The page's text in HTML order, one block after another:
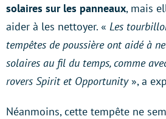
solaires sur les panneaux, mais
aider à les nettoyer. « Les
tempêtes de poussière ont aidé à
solaires au fil du temps, comme
rovers Spirit et Opportunity», a
Néanmoins, cette tempête ne